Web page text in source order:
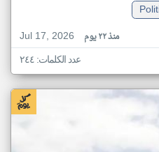
Jul 17, 2026
منذ ٢٢ يوم
عدد الكلمات: ٢٤٤